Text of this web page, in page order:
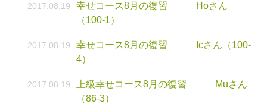
2017.08.19
幸せコース8月の復習 Hoさん
（100-1）
2017.08.19
幸せコース8月の復習 Icさん（100-
4）
2017.08.19
上級幸せコース8月の復習 Muさん
（86-3）